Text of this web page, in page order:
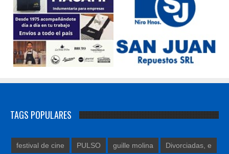
TAGS POPULARES
festival de cine PULSO guille molina Divorciadas, e